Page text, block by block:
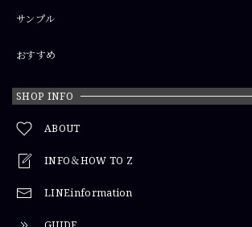
サンプル
おすすめ
SHOP INFO
ABOUT
INFO＆HOW TO Z
LINEinformation